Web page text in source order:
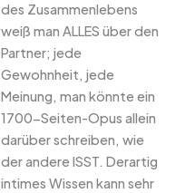
des Zusammenlebens
weiß man ALLES über den
Partner; jede
Gewohnheit, jede
Meinung, man könnte ein
1700-Seiten-Opus allein
darüber schreiben, wie
der andere ISST. Derartig
intimes Wissen kann sehr